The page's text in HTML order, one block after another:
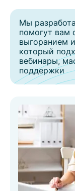
Мы
помогут вам
выгоранием
который
вебинары,
поддержки